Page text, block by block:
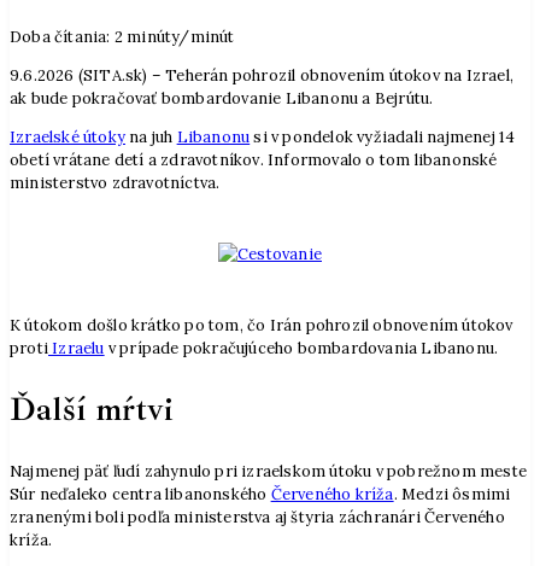
Doba čítania: 2 minúty/minút
9.6.2026 (SITA.sk) – Teherán pohrozil obnovením útokov na Izrael,
ak bude pokračovať bombardovanie Libanonu a Bejrútu.
Izraelské útoky na juh Libanonusi v pondelok vyžiadali najmenej 14
obetí vrátane detí a zdravotníkov. Informovalo o tom libanonské
ministerstvo zdravotníctva.
K útokom došlo krátko po tom, čo Irán pohrozil obnovením útokov
proti Izraelu v prípade pokračujúceho bombardovania Libanonu.
Ďalší mŕtvi
Najmenej päť ľudí zahynulo pri izraelskom útoku v pobrežnom meste
Súr neďaleko centra libanonského Červeného kríža. Medzi ôsmimi
zranenými boli podľa ministerstva aj štyria záchranári Červeného
kríža.